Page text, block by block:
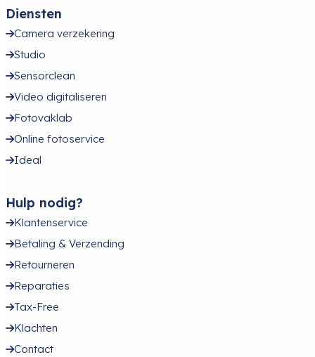
Diensten
Camera verzekering
Studio
Sensorclean
Video digitaliseren
Fotovaklab
Online fotoservice
Ideal
Hulp nodig?
Klantenservice
Betaling & Verzending
Retourneren
Reparaties
Tax-Free
Klachten
Contact